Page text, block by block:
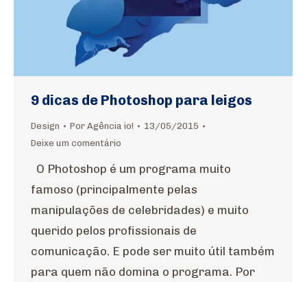
9 dicas de Photoshop para leigos
Design Por Agência io!
13/05/2015
Deixe um comentário
O Photoshop é um programa muito
famoso (principalmente pelas
manipulações de celebridades) e muito
querido pelos profissionais de
comunicação. E pode ser muito útil também
para quem não domina o programa. Por